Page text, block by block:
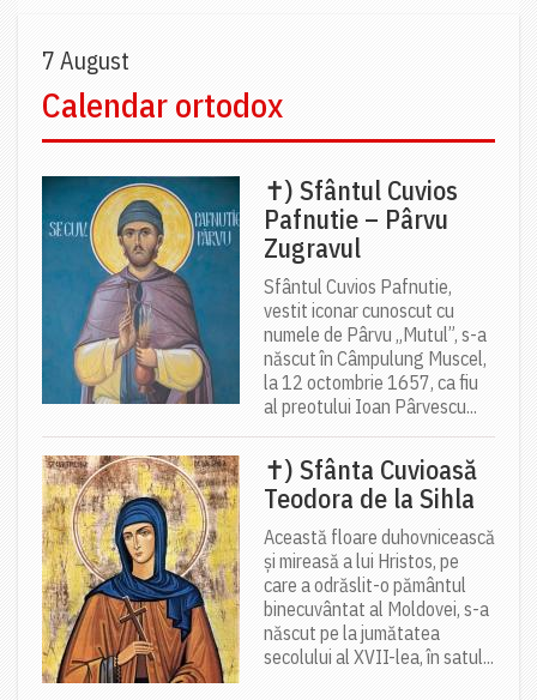
7 August
Calendar ortodox
✝) Sfântul Cuvios
Pafnutie – Pârvu
Zugravul
Sfântul Cuvios Pafnutie,
vestit iconar cunoscut cu
numele de Pârvu „Mutul”, s-a
născut în Câmpulung Muscel,
la 12 octombrie 1657, ca fiu
al preotului Ioan Pârvescu...
✝) Sfânta Cuvioasă
Teodora de la Sihla
Această floare duhovnicească
și mireasă a lui Hristos, pe
care a odrăslit-o pământul
binecuvântat al Moldovei, s-a
născut pe la jumătatea
secolului al XVII-lea, în satul...